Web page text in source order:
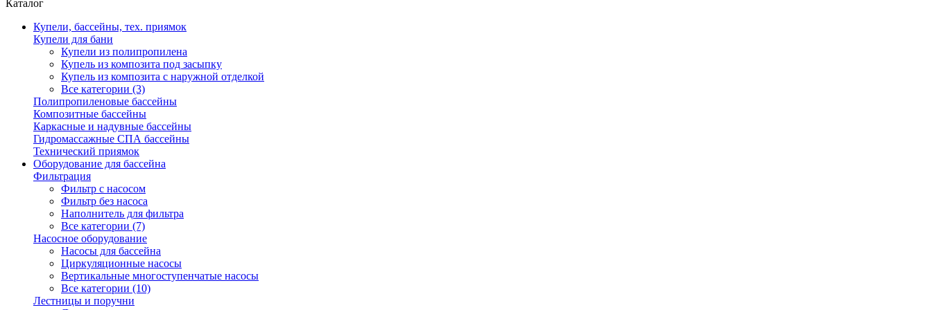
Каталог
Купели, бассейны, тех. приямок
Купели для бани
Купели из полипропилена
Купель из композита под засыпку
Купель из композита с наружной отделкой
Все категории (3)
Полипропиленовые бассейны
Композитные бассейны
Каркасные и надувные бассейны
Гидромассажные СПА бассейны
Технический приямок
Оборудование для бассейна
Фильтрация
Фильтр с насосом
Фильтр без насоса
Наполнитель для фильтра
Все категории (7)
Насосное оборудование
Насосы для бассейна
Циркуляционные насосы
Вертикальные многоступенчатые насосы
Все категории (10)
Лестницы и поручни